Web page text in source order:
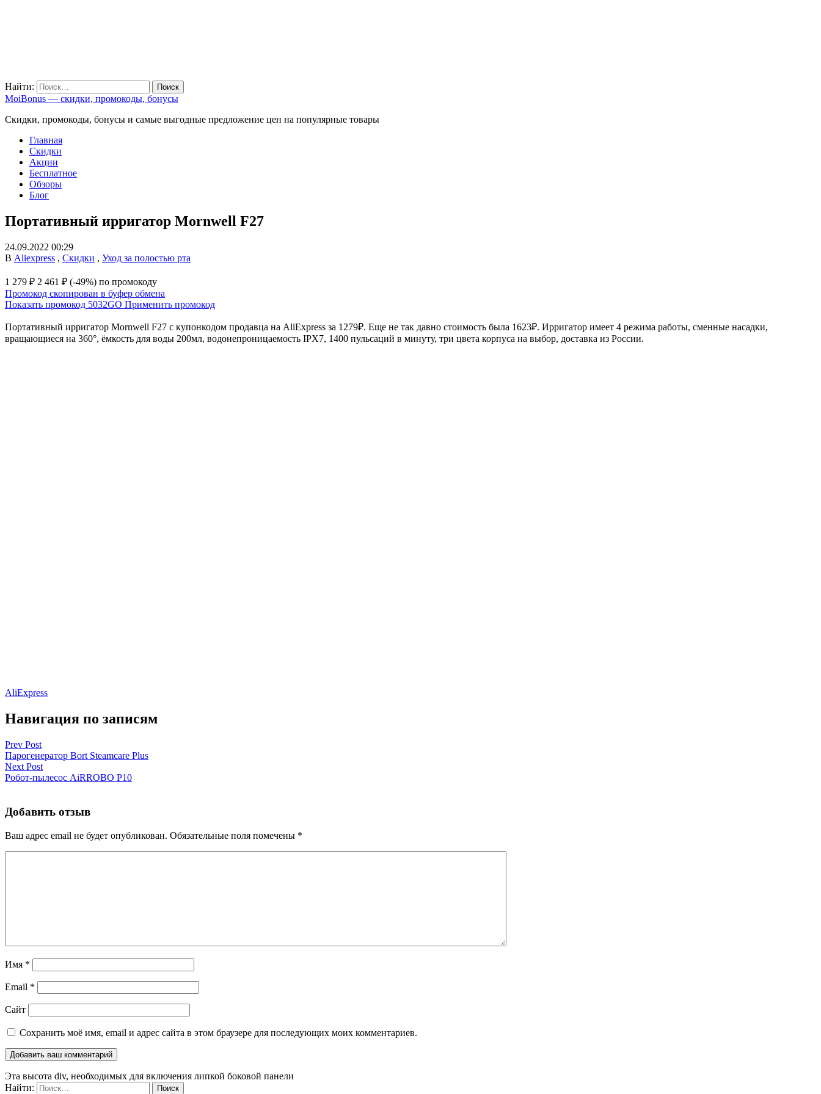
Найти:
MoiBonus — скидки, промокоды, бонусы
Скидки, промокоды, бонусы и самые выгодные предложение цен на популярные товары
Главная
Скидки
Акции
Бесплатное
Обзоры
Блог
Портативный ирригатор Mornwell F27
24.09.2022 00:29
В Aliexpress , Скидки , Уход за полостью рта
1 279 ₽ 2 461 ₽ (-49%) по промокоду
Промокод скопирован в буфер обмена
Показать промокод 5032GO Применить промокод
Портативный ирригатор Mornwell F27 с купонкодом продавца на AliExpress за 1279₽. Еще не так давно стоимость была 1623₽. Ирригатор имеет 4 режима работы, сменные насадки,
вращающиеся на 360°, ёмкость для воды 200мл, водонепроницаемость IPX7, 1400 пульсаций в минуту, три цвета корпуса на выбор, доставка из России.
AliExpress
Навигация по записям
Prev Post
Парогенератор Bort Steamcare Plus
Next Post
Робот-пылесос AiRROBO P10
Добавить отзыв
Ваш адрес email не будет опубликован. Обязательные поля помечены *
Имя *
Email *
Сайт
Сохранить моё имя, email и адрес сайта в этом браузере для последующих моих комментариев.
Эта высота div, необходимых для включения липкой боковой панели
Найти: